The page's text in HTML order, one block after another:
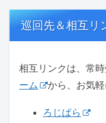
巡回先＆相互リ
相互リンクは、常時
ーム
から、お気軽
ろじぱら